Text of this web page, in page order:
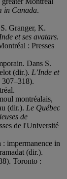
in Canada.
Granger, K.
et ses avatars.
: Presses
Dans S.
(dir.). L’Inde et
307–318).
montréalais,
(dir.). Le Québec
de
de l'Université
impermanence in
(dir.).
Toronto :